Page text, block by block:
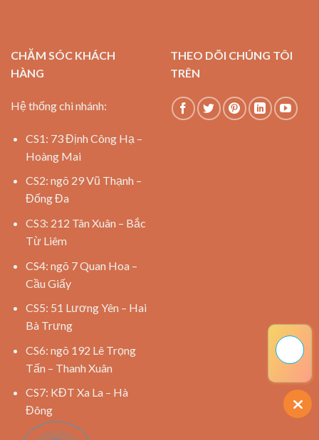
CHĂM SÓC KHÁCH
HÀNG
Hệ thống chi nhánh:
CS1: 73 Định Công Hạ –
Hoàng Mai
CS2: ngõ 29 Vũ Thạnh –
Đống Đa
CS3: 212 Tân Xuân – Bắc
Từ Liêm
CS4: ngõ 7 Quan Hoa –
Cầu Giấy
CS5: 51 Lương Yên – Hai
Bà Trưng
CS6: ngõ 192 Lê Trọng
Tấn – Thanh Xuân
CS7: KĐT Xa La – Hà
Đông
THEO DÕI CHÚNG TÔI
TRÊN